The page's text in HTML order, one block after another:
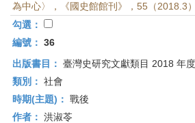
為中心〉，《國史館館刊》，55（2018.3
勾選：
編號： 36
出版書目： 臺灣史研究文獻類目 2018 年度
類別： 社會
時期(主題)： 戰後
作者： 洪淑苓